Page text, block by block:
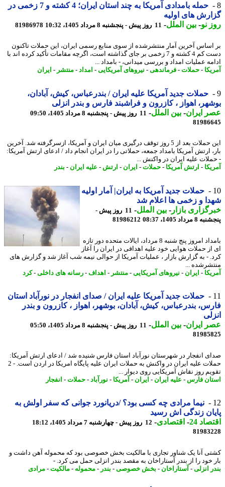
حمله بامدادی آمریکا به چند استان ایران؛ 4 کشته و 7 زخمی در
های اولیه
نو- بین الملل-11 روز پیش - پنجشنبه 8 مرداد 1405، 10:32 81986978
آخرین آمار منتشرشده از سوی منابع رسمی ایران، این حملات تاکنون
دست کم 4 کشته و 7 زخمی بر جای گذاشته است، اگرچه مقامات تأکید کرده اند با
عملیات امداد و بررسی میدانی، - بامداد ...
- حملات-فرماندهی-نیروهای آمریکایی-امداد -منتشر-ایران
حملات جدید آمریکا علیه ایران / بندرعباس، کیش، آبادان،
اهواز ، کازرون و فراشبند فارس و بندر انزلی
ایران- بین الملل-11 روز پیش - پنجشنبه 8 مرداد 1405، 09:50
این حملات بعد از 5 روز توقف درگیری میان ایران و آمریکا، ازسرگرفته شد. آخرین
ارتش آمریکا بامداد جمعه، حملاتی را در ایران انجام داد / ادعای ارتش آمریکا:
علیه ایران در واکنش ...
- ارتش آمریکا- حملات-ایران - ارتش -علیه ایران - بندر
حملات جدید آمریکا به ایران| آمار اولیه
و زخمی ها اعلام شد
بازار- بین الملل-
11 روز پیش -
1405، 08:37
81986212
بامداد امروز پنج شنبه 8 مرداد، ایالات متحده دور تازه
حملات هوایی خود علیه اهدافی در ایران را آغاز
- به گزارش بازار ، عملیات آمریکا از حوالی نیمه شب آغاز شد و گزارش های
...
- ایران - نیروهای آمریکایی-منتشر-اهداف- رسانه های داخلی -کرد
حملات جدید آمریکا علیه ایران / صدای انفجار در نورآباد استان
بندرعباس، کیش، آبادان، بوشهر، اهواز ، کازرون و بندر
ایران- بین الملل-11 روز پیش - پنجشنبه 8 مرداد 1405، 05:50
انفجار در شهرستان نورآباد استان فارس شنیده شد / ادعای ارتش آمریکا:
حملات علیه ایران در واکنش به حملات ایران علیه پایگاه امریکا در اردن است. - 2
روز نقاش آمریکایی روی دیوار ...
فارس-علیه ایران - ایران - آمریکا- نورآباد- حملات-انفجار
نیما مرادی چه کسی بود؟ /دریانورد جوانی که سفر اولش به
زندگی اش رسید
24
-اقتصادی-12 روز پیش - چهارشنبه 7 مرداد 1405، 18:12
آنا یک شناور تجاری با مالکیت بخش خصوصی بود که محموله آهن داشت و
خود را از بندر آستاراخان به مقصد بندر انزلی حمل می کرد. -
انزلی-آستاراخان -بخش خصوصی-بندر -محموله-مالکیت-مرادی